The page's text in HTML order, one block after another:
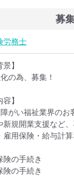
募
労務士
景】
の為、募集！
容】
がい福祉業界のお
新規開業支援など
雇用保険・給与計
険の手続き
険の手続き